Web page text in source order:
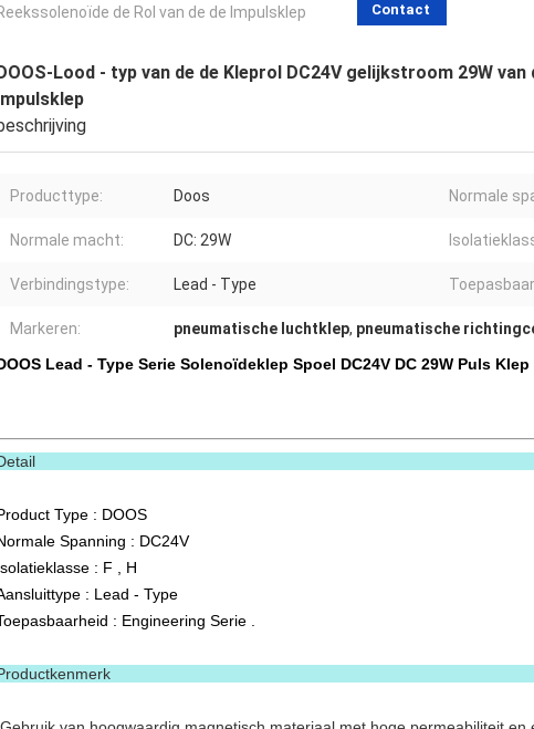
de Rol van de de Impulsklep
Contact
DOOS-Lood - typ van de de Kleprol DC24V gelijkstroom 29W
Impulsklep
Producttype: Doos Normale
Normale macht: DC: 29W
Verbindingstype: Lead - Type
Markeren: pneumatische luchtklep, pneumatische
Lead - Type Serie Solenoïdeklep Spoel DC24V DC 29W Puls Klep
Type : DOOS
Spanning : DC24V
: F , H
: Lead - Type
: Engineering Serie .